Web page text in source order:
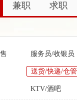
兼职 求职
服务员/收银员
送货/快递/仓管
KTV/酒吧